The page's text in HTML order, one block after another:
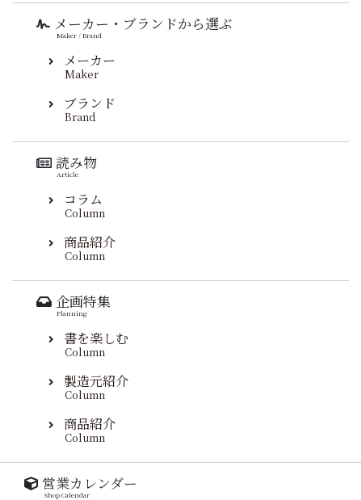
メーカー・ブランドから選ぶ
Maker / Brand
メーカー
Maker
ブランド
Brand
読み物
Article
コラム
Column
商品紹介
Column
企画特集
Planning
書を楽しむ
Column
製造元紹介
Column
商品紹介
Column
営業カレンダー
Shop Calendar